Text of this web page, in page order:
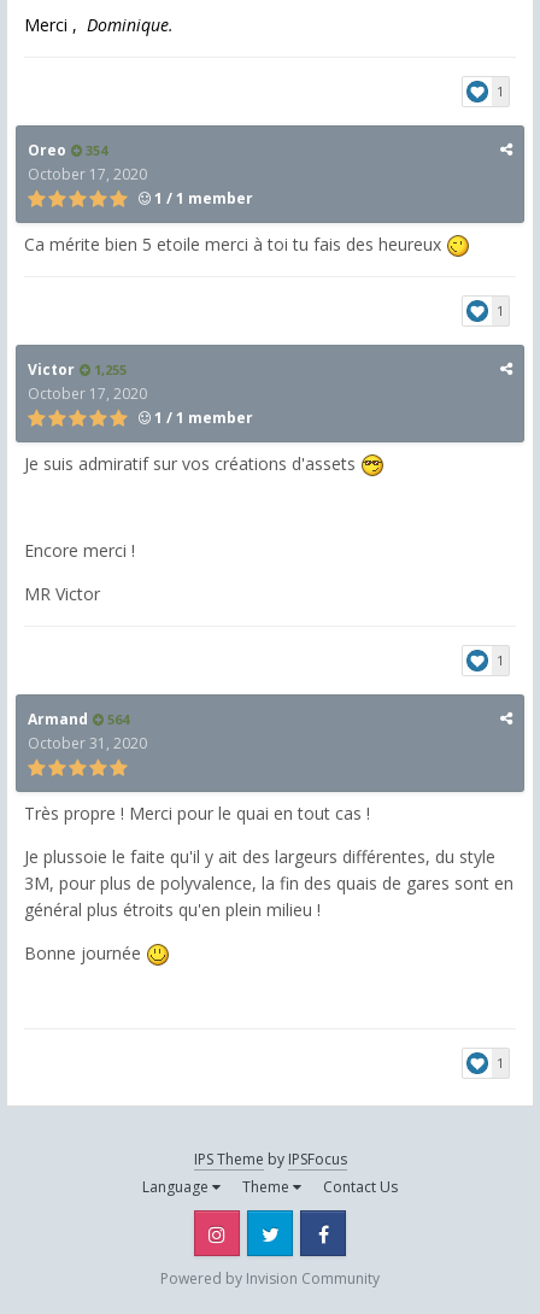
Merci , Dominique.
1
Oreo 354
October 17, 2020
1 / 1 member
Ca mérite bien 5 etoile merci à toi tu fais des heureux
1
Victor 1,255
October 17, 2020
1 / 1 member
Je suis admiratif sur vos créations d'assets
Encore merci !
MR Victor
1
Armand 564
October 31, 2020
Très propre ! Merci pour le quai en tout cas !
Je plussoie le faite qu'il y ait des largeurs différentes, du style
3M, pour plus de polyvalence, la fin des quais de gares sont en
général plus étroits qu'en plein milieu !
Bonne journée
1
IPS Theme by IPSFocus
Language
Theme Contact Us
Instagram Twitter
Powered by Invision Community